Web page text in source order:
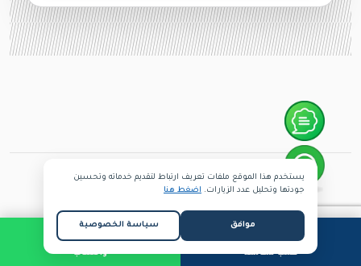
القاهرة الجديدة New Cairo
واتساب طلب مكالمة
يستخدم هذا الموقع ملفات تعريف ارتباط لتقديم خدماته وتحسين
جودتها وتحليل عدد الزيارات. اضغط هنا
موافق سياسة الخصوصية